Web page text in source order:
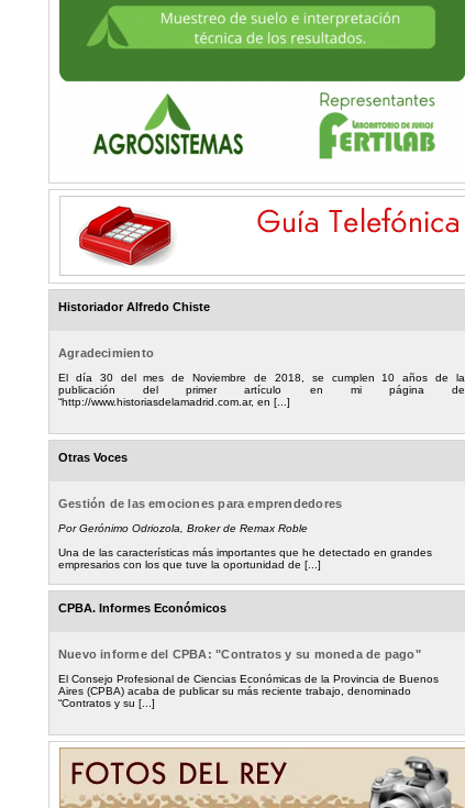
Historiador Alfredo Chiste
Agradecimiento
El día 30 del mes de Noviembre de 2018, se cumplen 10 años de la
publicación del primer artículo en mi página de
“http://www.historiasdelamadrid.com.ar, en [...]
Otras Voces
Gestión de las emociones para emprendedores
Por Gerónimo Odriozola, Broker de Remax Roble
Una de las características más importantes que he detectado en grandes
empresarios con los que tuve la oportunidad de [...]
CPBA. Informes Económicos
Nuevo informe del CPBA: "Contratos y su moneda de pago"
El Consejo Profesional de Ciencias Económicas de la Provincia de Buenos
Aires (CPBA) acaba de publicar su más reciente trabajo, denominado
“Contratos y su [...]